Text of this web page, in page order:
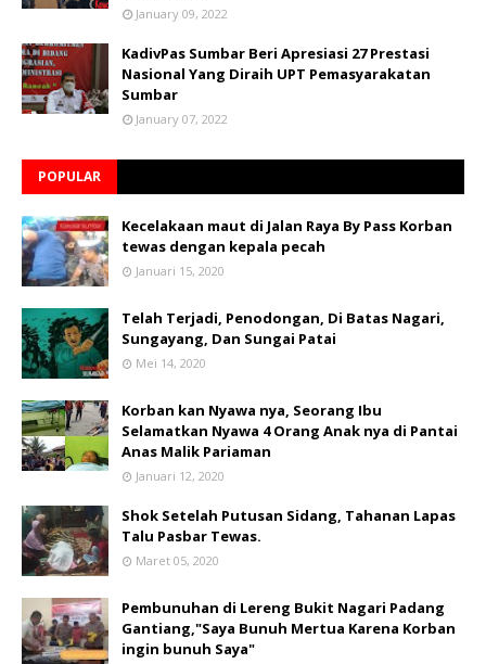
January 09, 2022
KadivPas Sumbar Beri Apresiasi 27 Prestasi
Nasional Yang Diraih UPT Pemasyarakatan
Sumbar
January 07, 2022
POPULAR
Kecelakaan maut di Jalan Raya By Pass Korban
tewas dengan kepala pecah
Januari 15, 2020
Telah Terjadi, Penodongan, Di Batas Nagari,
Sungayang, Dan Sungai Patai
Mei 14, 2020
Korban kan Nyawa nya, Seorang Ibu
Selamatkan Nyawa 4 Orang Anak nya di Pantai
Anas Malik Pariaman
Januari 12, 2020
Shok Setelah Putusan Sidang, Tahanan Lapas
Talu Pasbar Tewas.
Maret 05, 2020
Pembunuhan di Lereng Bukit Nagari Padang
Gantiang,"Saya Bunuh Mertua Karena Korban
ingin bunuh Saya"